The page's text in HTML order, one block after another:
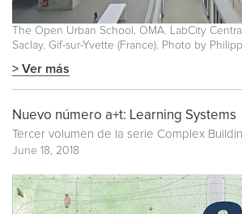
The Open Urban School. OMA. LabCity
Saclay. Gif-sur-Yvette (France). Photo by
> Ver más
Nuevo número a+t: Learning Systems
Tercer volumen de la serie Complex
June 18, 2018